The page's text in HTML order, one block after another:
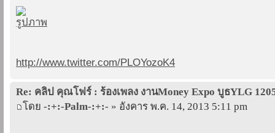
http://www.twitter.com/PLOYozoK4
Re: คลิป คุณโฟร์ : ร้องเพลง งานMoney Expo บูธYLG
โดย -:+:-Palm-:+:- » อังคาร พ.ค. 14, 2013 5:11 pm